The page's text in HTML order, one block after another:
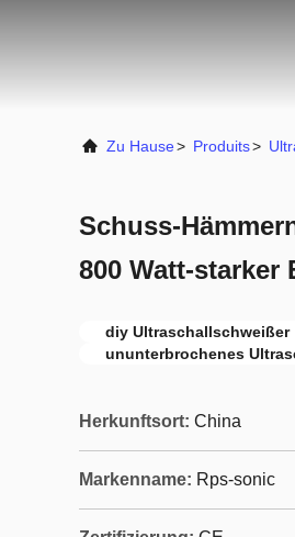
Zu Hause> Produits>
Schuss-
800 Watt-starker
diy Ultraschallschweißer
ununterbrochenes
Herkunftsort: China
Markenname: Rps-sonic